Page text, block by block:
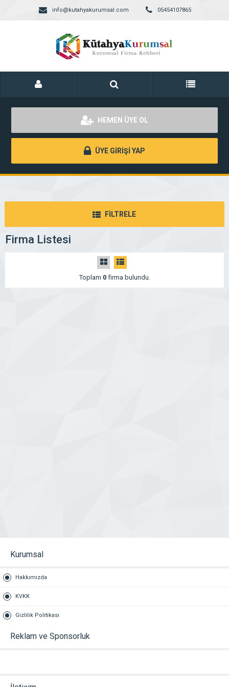
info@kutahyakurumsal.com 05454107865
HEMEN ÜYE OL
ÜYE GİRİŞİ YAP
FİLTRELE
Firma Listesi
Toplam 0firma bulundu.
Kurumsal
Hakkımızda
KVKK
Gizlilik Politikası
Reklam ve Sponsorluk